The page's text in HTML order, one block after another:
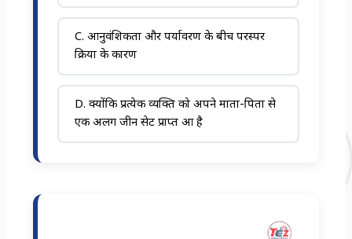
C. आनुवंशिकता और पर्यावरण के बीच परस्पर
क्रिया के कारण
D. क्योंकि प्रत्येक व्यक्ति को अपने माता-पिता से
एक अलग जीन सेट प्राप्त हुआ है